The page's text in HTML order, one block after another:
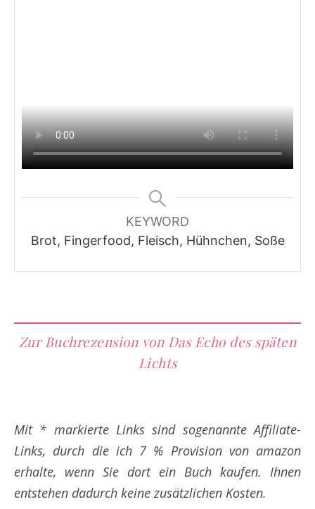
KEYWORD
Brot, Fingerfood, Fleisch, Hühnchen, Soße
Zur Buchrezension von Das Echo des späten
Lichts
Mit * markierte Links sind sogenannte Affiliate-
Links, durch die ich 7 % Provision von amazon
erhalte, wenn Sie dort ein Buch kaufen. Ihnen
entstehen dadurch keine zusätzlichen Kosten.